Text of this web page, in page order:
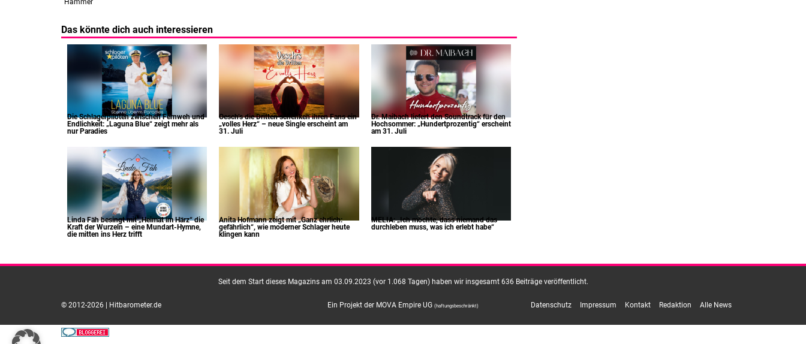
Das könnte dich auch interessieren
Die Schlagerpiloten zwischen Fernweh und
Endlichkeit: „Laguna Blue“ zeigt mehr als
nur Paradies
Oesch’s die Dritten schenken ihren Fans ein
„volles Herz“ – neue Single erscheint am
31. Juli
Dr. Maibach liefert den Soundtrack für den
Hochsommer: „Hundertprozentig“ erscheint
am 31. Juli
Linda Fäh besingt mit „Heimat im Härz“ die
Kraft der Wurzeln – eine Mundart-Hymne,
die mitten ins Herz trifft
Anita Hofmann zeigt mit „Ganz ehrlich:
gefährlich“, wie moderner Schlager heute
klingen kann
MELIA: „Ich möchte, dass niemand das
durchleben muss, was ich erlebt habe“
Seit dem Start dieses Magazins am 03.09.2023 (vor 1.068 Tagen) haben wir insgesamt 636 Beiträge veröffentlicht.
© 2012-2026 | Hitbarometer.de Ein Projekt der MOVA Empire UG (haftungsbeschränkt) Datenschutz Impressum Kontakt Redaktion Alle News